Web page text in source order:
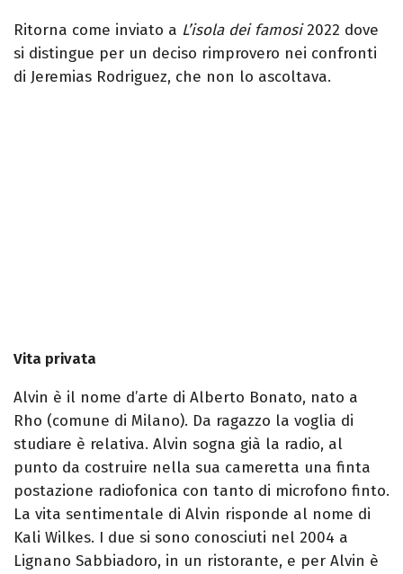
Ritorna come inviato a L’isola dei famosi2022 dove
si distingue per un deciso rimprovero nei confronti
di Jeremias Rodriguez, che non lo ascoltava.
Vita privata
Alvin è il nome d’arte di Alberto Bonato, nato a
Rho (comune di Milano). Da ragazzo la voglia di
studiare è relativa. Alvin sogna già la radio, al
punto da costruire nella sua cameretta una finta
postazione radiofonica con tanto di microfono finto.
La vita sentimentale di Alvin risponde al nome di
Kali Wilkes. I due si sono conosciuti nel 2004 a
Lignano Sabbiadoro, in un ristorante, e per Alvin è